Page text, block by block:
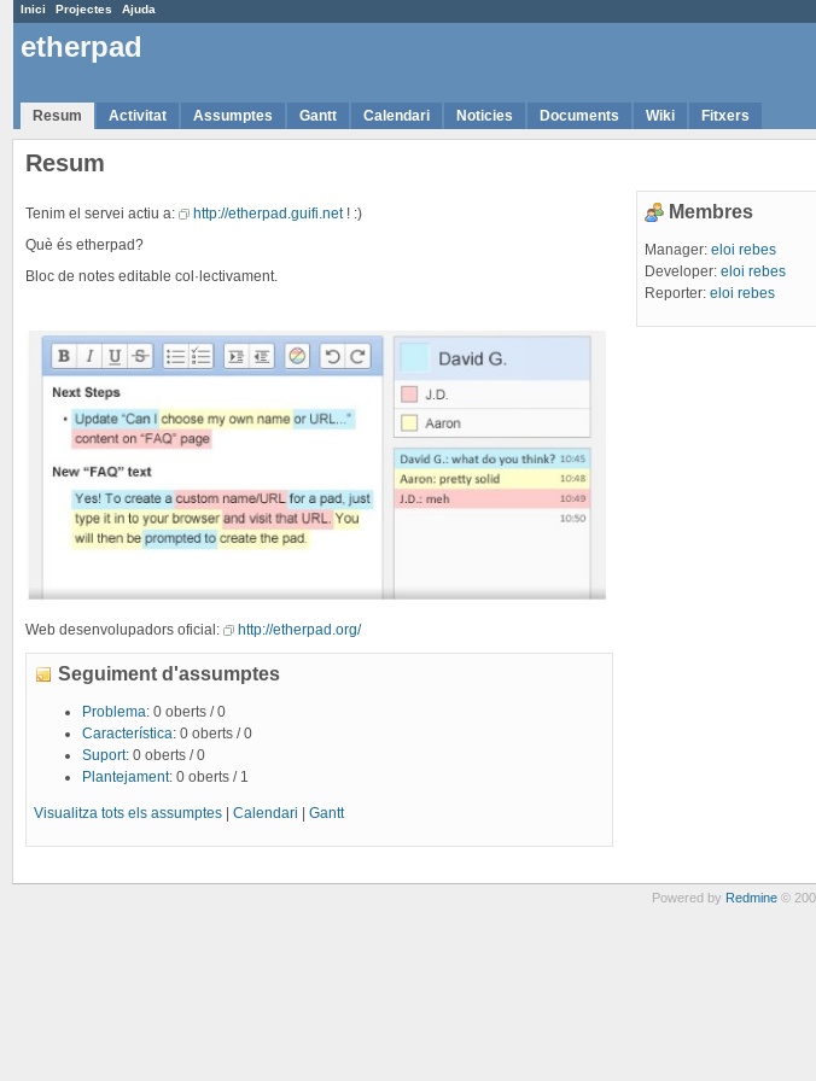
Inici Projectes Ajuda
etherpad
Resum Activitat Assumptes Gantt Calendari Noticies Documents Wiki Fitxers
Resum
Tenim el servei actiu a: http://etherpad.guifi.net! :)
Què és etherpad?
Bloc de notes editable col·lectivament.
Web desenvolupadors oficial: http://etherpad.org/
Seguiment d'assumptes
Problema: 0 oberts / 0
Característica: 0 oberts / 0
Suport: 0 oberts / 0
Plantejament: 0 oberts / 1
Visualitza tots els assumptes | Calendari | Gantt
Membres
Manager:eloi rebes
Developer:eloi rebes
Reporter:eloi rebes
Powered by Redmine©